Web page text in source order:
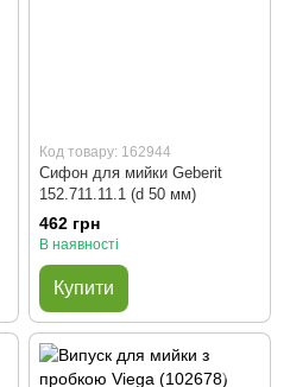
Код товару: 162944
Сифон для мийки Geberit
152.711.11.1 (d 50 мм)
462 грн
В наявності
Купити